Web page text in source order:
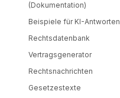
(Dokumentation)
Beispiele für KI-Antworten
Rechtsdatenbank
Vertragsgenerator
Rechtsnachrichten
Gesetzestexte